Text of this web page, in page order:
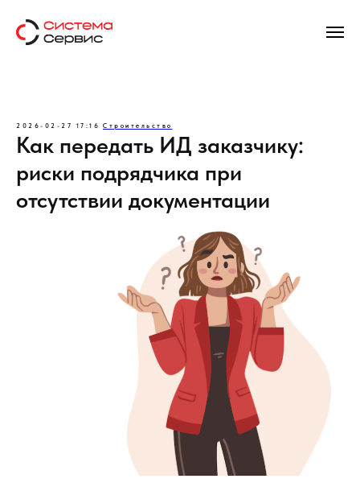
2026-02-27 17:16 Строительство
Как передать ИД заказчику:
риски подрядчика при
отсутствии документации